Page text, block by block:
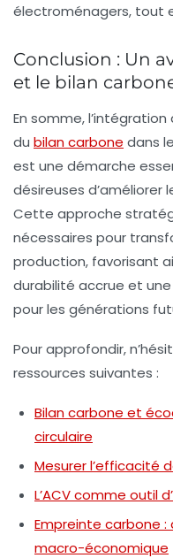
électroménagers, tout
Conclusion : Un
et le bilan
En somme,
du bilan carbone dans
est une démarche
désireuses d’améliorer
Cette approche
nécessaires pour
production, favorisant
durabilité accrue et
pour les générations
Pour approfondir,
ressources suivantes :
Bilan carbone et
circulaire
Mesurer l’efficacité
L’ACV comme outil
Empreinte carbone
macro-économique